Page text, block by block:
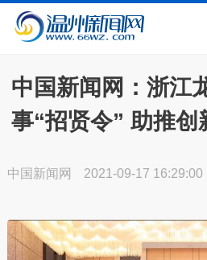
中国新闻网：浙江
事“招贤令” 助推创
中国新闻网 2021-09-17 16:29:00